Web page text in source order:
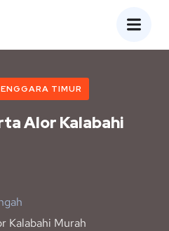
TIMUR
Alor Kalabahi
Kalabahi Murah